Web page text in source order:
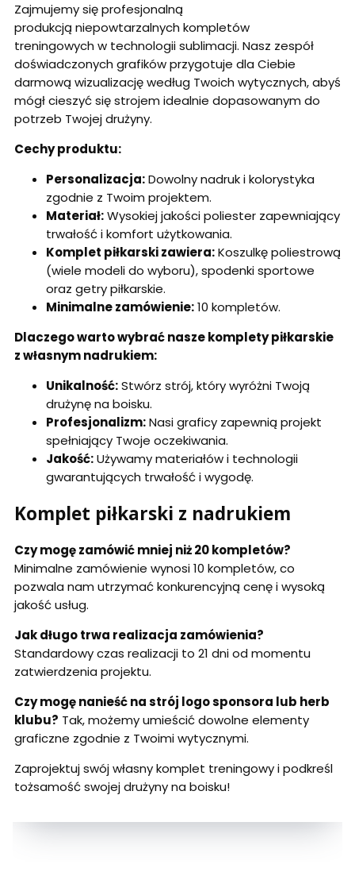
Zajmujemy się profesjonalną
produkcją niepowtarzalnych kompletów
treningowych w technologii sublimacji. Nasz zespół
doświadczonych grafików przygotuje dla Ciebie
darmową wizualizację według Twoich wytycznych, abyś
mógł cieszyć się strojem idealnie dopasowanym do
potrzeb Twojej drużyny.
Cechy produktu:
Personalizacja:Dowolny nadruk i kolorystyka
zgodnie z Twoim projektem.
Materiał:Wysokiej jakości poliester zapewniający
trwałość i komfort użytkowania.
Komplet piłkarski zawiera:Koszulkę poliestrową
(wiele modeli do wyboru), spodenki sportowe
oraz getry piłkarskie.
Minimalne zamówienie:10 kompletów.
Dlaczego warto wybrać nasze komplety piłkarskie
z własnym nadrukiem:
Unikalność:Stwórz strój, który wyróżni Twoją
drużynę na boisku.
Profesjonalizm:Nasi graficy zapewnią projekt
spełniający Twoje oczekiwania.
Jakość:Używamy materiałów i technologii
gwarantujących trwałość i wygodę.
Komplet piłkarski z nadrukiem
Czy mogę zamówić mniej niż 20 kompletów?
Minimalne zamówienie wynosi 10 kompletów, co
pozwala nam utrzymać konkurencyjną cenę i wysoką
jakość usług.
Jak długo trwa realizacja zamówienia?
Standardowy czas realizacji to 21 dni od momentu
zatwierdzenia projektu.
Czy mogę nanieść na strój logo sponsora lub herb
klubu? Tak, możemy umieścić dowolne elementy
graficzne zgodnie z Twoimi wytycznymi.
Zaprojektuj swój własny komplet treningowy i podkreśl
tożsamość swojej drużyny na boisku!